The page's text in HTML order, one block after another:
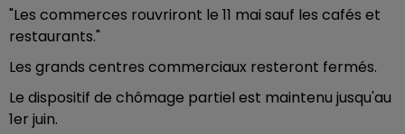
"Les commerces rouvriront le 11 mai sauf les cafés et
restaurants."
Les grands centres commerciaux resteront fermés.
Le dispositif de chômage partiel est maintenu jusqu'au
1er juin.